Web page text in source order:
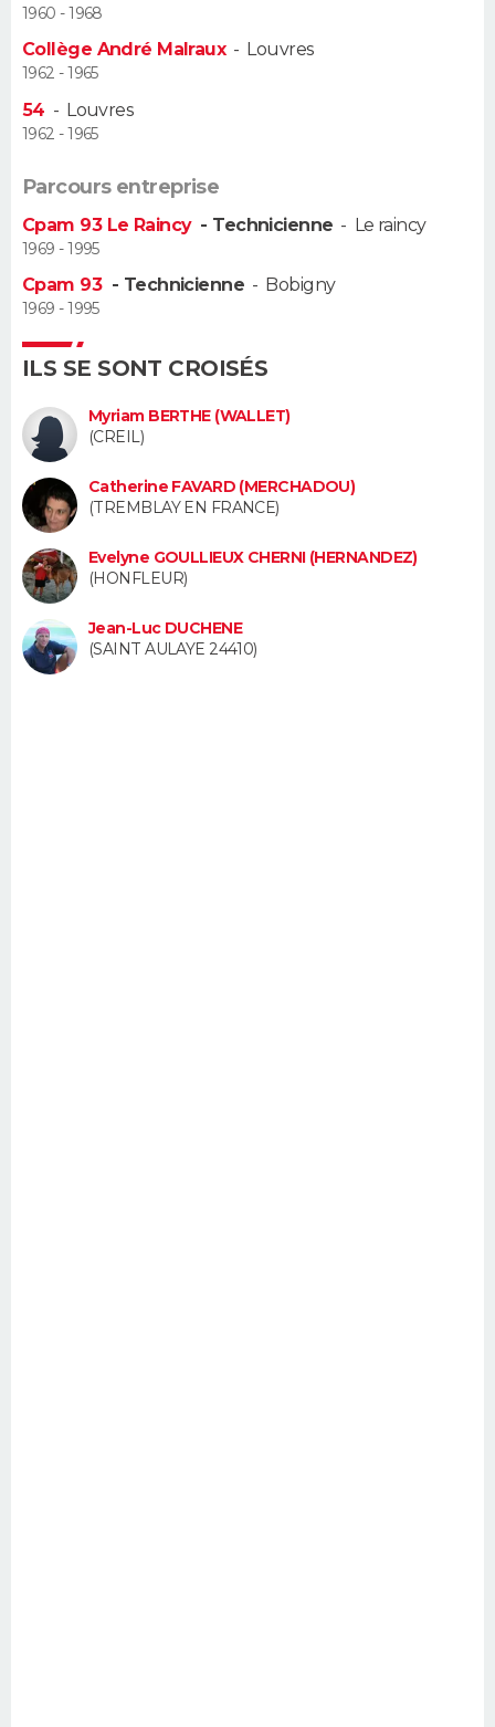
Alimentation
Guide de la santé
Maladies
Médicaments
Sommeil
VOYAGE
PHOTO
CARTE DE VOEUX
Carte de Noël
Carte Bonne année
Carte Saint-Valentin
Carte Pâques
Carte d'anniversaire
DICTIONNAIRE
Dictionnaire
Biographies
Citations
Expressions
Proverbes
PROGRAMME TV
COPAINS D'AVANT
S'inscrire
Se connecter
Lycées
Collèges
Primaires
Universités
Entreprises
Service militaire
Avis de recherche
AVIS DE DÉCÈS
FORUM
Bricolage
Lifestyle
Culture
Sport
Auto
Television
Voyage
Cinema
1960 - 1968
Collège André Malraux- Louvres
1962 - 1965
54 - Louvres
1962 - 1965
Parcours entreprise
Cpam 93 Le Raincy - Technicienne - Le raincy
1969 - 1995
Cpam 93 - Technicienne - Bobigny
1969 - 1995
ILS SE SONT CROISÉS
Myriam BERTHE (WALLET)
(CREIL)
Catherine FAVARD (MERCHADOU)
(TREMBLAY EN FRANCE)
Evelyne GOULLIEUX CHERNI (HERNANDEZ)
(HONFLEUR)
Jean-Luc DUCHENE
(SAINT AULAYE 24410)